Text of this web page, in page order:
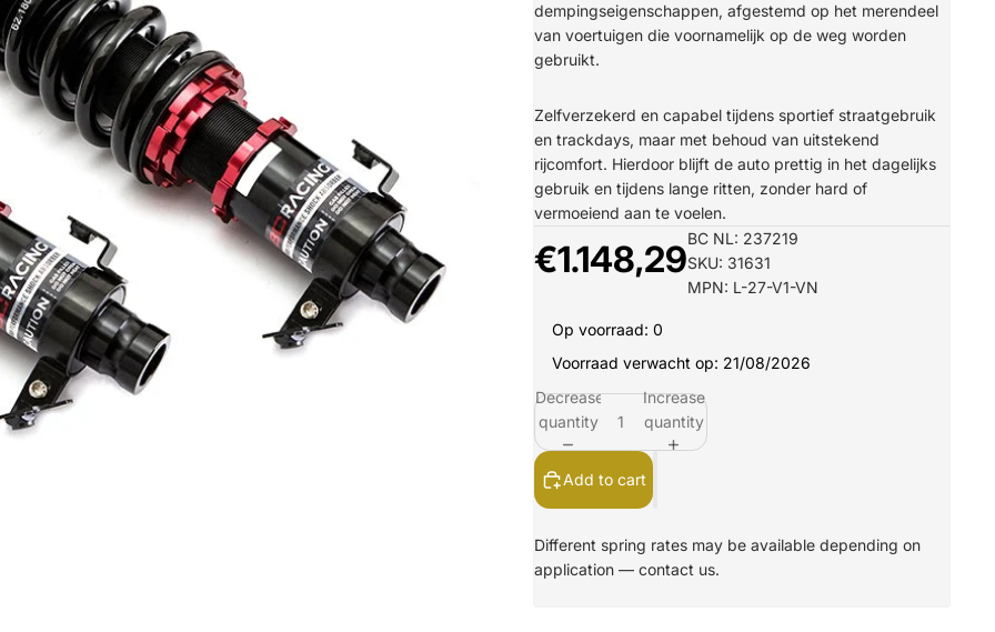
dempingseigenschappen, afgestemd op het merendeel
van voertuigen die voornamelijk op de weg worden
gebruikt.
Zelfverzekerd en capabel tijdens sportief straatgebruik
en trackdays, maar met behoud van uitstekend
rijcomfort. Hierdoor blijft de auto prettig in het dagelijks
gebruik en tijdens lange ritten, zonder hard of
vermoeiend aan te voelen.
€1.148,29BC NL: 237219
SKU: 31631
MPN: L-27-V1-VN
Op voorraad: 0
Voorraad verwacht op: 21/08/2026
Decrease
quantity
Increase
quantity
Add to cart
Different spring rates may be available depending on
application — contact us.